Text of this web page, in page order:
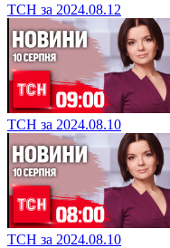
ТСН за 2024.08.12
ТСН за 2024.08.10
ТСН за 2024.08.10